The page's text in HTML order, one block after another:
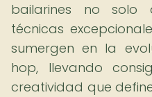
bailarines no solo
técnicas
sumergen en la
hop, llevando
creatividad que